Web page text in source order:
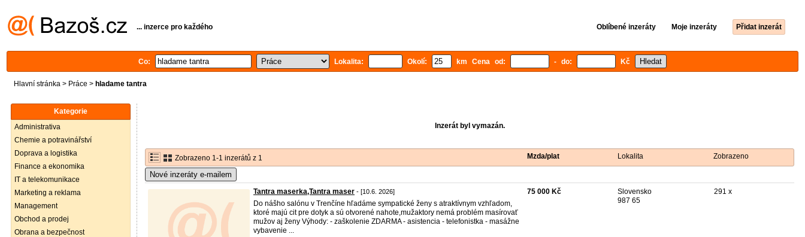
... inzerce pro každého Oblíbené inzeráty Moje inzeráty Přidat inzerát
Co: Lokalita: Okolí: km Cena od: - do: Kč
Hlavní stránka > Práce > hladame tantra
Kategorie
Administrativa
Chemie a potravinářství
Doprava a logistika
Finance a ekonomika
IT a telekomunikace
Marketing a reklama
Management
Obchod a prodej
Obrana a bezpečnost
Inzerát byl vymazán.
Zobrazeno 1-1 inzerátů z 1 Mzda/plat Lokalita Zobrazeno
Nové inzeráty e-mailem
Tantra maserka,Tantra maser - [10.6. 2026]
Do nášho salónu v Trenčíne hľadáme sympatické ženy s atraktívnym vzhľadom,
ktoré majú cit pre dotyk a sú otvorené nahote,mužaktory nemá problém masírovať
mužov aj ženy Výhody: - zaškolenie ZDARMA - asistencia - telefonistka - masážne
vybavenie ...
75 000 Kč
Slovensko
987 65
291 x